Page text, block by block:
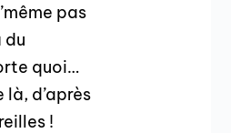
pas
du
quoi…
là, d’après
!